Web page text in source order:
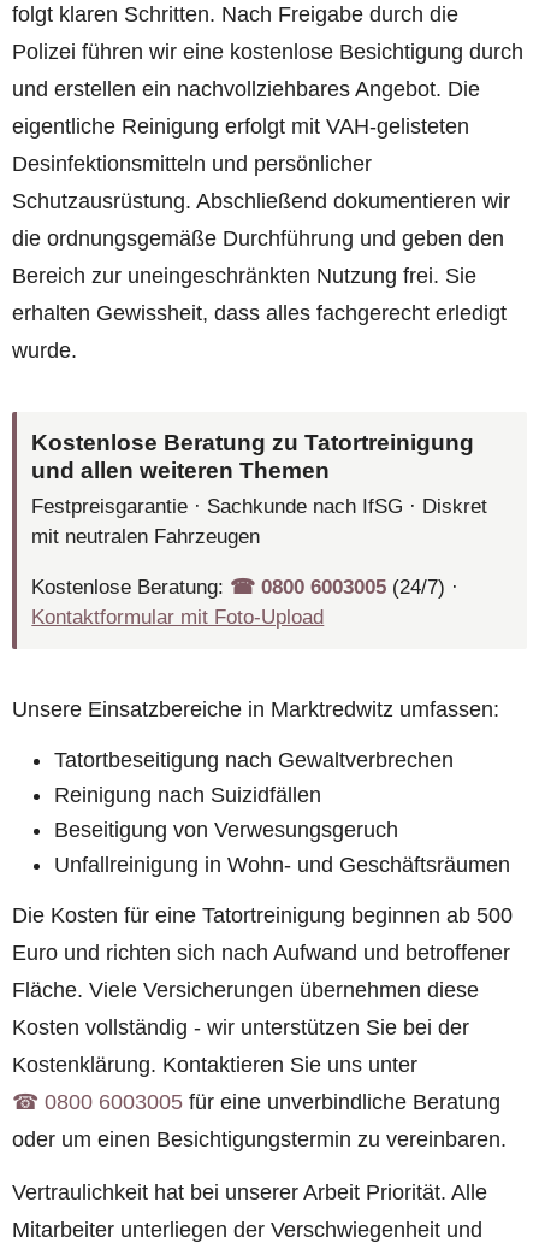
folgt klaren Schritten. Nach Freigabe durch die
Polizei führen wir eine kostenlose Besichtigung durch
und erstellen ein nachvollziehbares Angebot. Die
eigentliche Reinigung erfolgt mit VAH-gelisteten
Desinfektionsmitteln und persönlicher
Schutzausrüstung. Abschließend dokumentieren wir
die ordnungsgemäße Durchführung und geben den
Bereich zur uneingeschränkten Nutzung frei. Sie
erhalten Gewissheit, dass alles fachgerecht erledigt
wurde.
Kostenlose Beratung zu Tatortreinigung
und allen weiteren Themen
Festpreisgarantie · Sachkunde nach IfSG · Diskret
mit neutralen Fahrzeugen
Kostenlose Beratung: ☎︎ 0800 6003005 (24/7) ·
Kontaktformular mit Foto-Upload
Unsere Einsatzbereiche in Marktredwitz umfassen:
Tatortbeseitigung nach Gewaltverbrechen
Reinigung nach Suizidfällen
Beseitigung von Verwesungsgeruch
Unfallreinigung in Wohn- und Geschäftsräumen
Die Kosten für eine Tatortreinigung beginnen ab 500
Euro und richten sich nach Aufwand und betroffener
Fläche. Viele Versicherungen übernehmen diese
Kosten vollständig - wir unterstützen Sie bei der
Kostenklärung. Kontaktieren Sie uns unter
☎︎ 0800 6003005 für eine unverbindliche Beratung
oder um einen Besichtigungstermin zu vereinbaren.
Vertraulichkeit hat bei unserer Arbeit Priorität. Alle
Mitarbeiter unterliegen der Verschwiegenheit und